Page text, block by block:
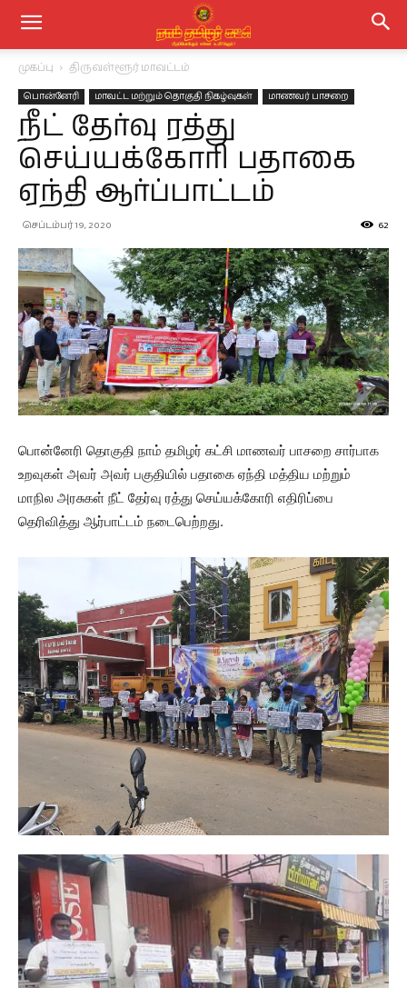
முகப்பு திருவள்ளூர் மாவட்டம்
பொன்னேரி மாவட்ட மற்றும் தொகுதி நிகழ்வுகள் மாணவர் பாசறை
நீட் தேர்வு ரத்து
செய்யக்கோரி பதாகை
ஏந்தி ஆர்ப்பாட்டம்
செப்டம்பர் 19, 2020 62
பொன்னேரி தொகுதி நாம் தமிழர் கட்சி மாணவர் பாசறை சார்பாக
உறவுகள் அவர் அவர் பகுதியில் பதாகை ஏந்தி மத்திய மற்றும்
மாநில அரசுகள் நீட் தேர்வு ரத்து செய்யக்கோரி எதிரிப்பை
தெரிவித்து ஆர்பாட்டம் நடைபெற்றது.